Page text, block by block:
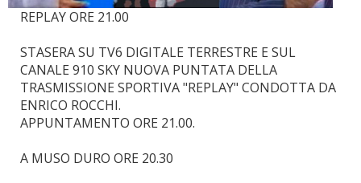
REPLAY ORE 21.00
STASERA SU TV6 DIGITALE TERRESTRE E SUL
CANALE 910 SKY NUOVA PUNTATA DELLA
TRASMISSIONE SPORTIVA "REPLAY" CONDOTTA DA
ENRICO ROCCHI.
APPUNTAMENTO ORE 21.00.
A MUSO DURO ORE 20.30